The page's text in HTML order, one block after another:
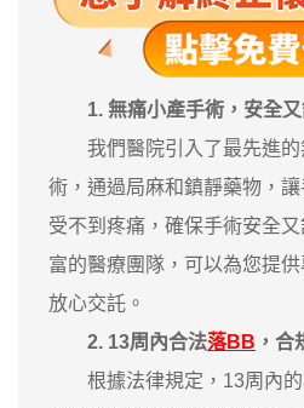
1. 無痛小產手術，安全
我們醫院引入了最先進的
術，通過局麻和鎮靜藥物，
受不到疼痛，確保手術安全
富的醫療團隊，可以為您提
放心交託。
2. 13周內合法落BB ，合
根據法律規定，13周內的